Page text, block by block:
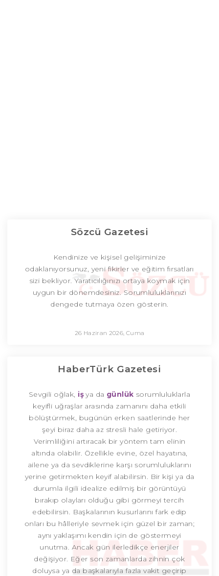
Sözcü Gazetesi
Kendinize ve kişisel gelişiminize
odaklanıyorsunuz, yeni fikirler ve eğitim fırsatları
sizi bekliyor. Yaratıcılığınızı ortaya koymak için
uygun bir dönemdesiniz. Sorumluluklarınızı
dengede tutmaya özen gösterin.
26 Haziran 2026, Cuma
HaberTürk Gazetesi
Sevgili oğlak, işya da günlük sorumluluklarla
keyifli uğraşlar arasında zamanını daha etkili
bölüştürmek, bugünün erken saatlerinde her
şeyi biraz daha az stresli hale getiriyor.
Verimliliğini artıracak bir yöntem tam elinin
altında olabilir. Özellikle evine, özel hayatına,
ailene ya da sevdiklerine karşı sorumluluklarını
yerine getirmekten keyif alabilirsin. Bir kişi ya da
durumla ilgili idealize edilmiş bir görüntüyü
bırakıp olayları olduğu gibi görmeyi tercih
edebilirsin. Başkalarının kusurlarını fark edip
onları bu hâlleriyle sevmek için güzel bir zaman;
aynı yaklaşımı kendin için de göstermeyi
unutma. Ancak gün ilerledikçe enerjiler
değişiyor. Eğer son zamanlarda zihnin çok
doluysa ya da başkalarıyla fazla vakit geçirip